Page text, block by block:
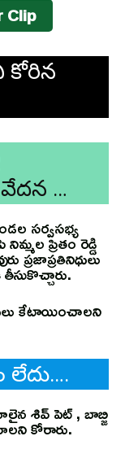
Clip
కోరిన
…
సర్వసభ్య
ప్రితం రెడ్డి
ప్రజాప్రతినిధులు
కేటాయించాలని
లేదు….
శివ్ పెట్ , బాబ్జి
కోరారు.